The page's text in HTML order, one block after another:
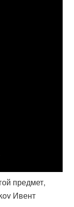
предмет,
Ивент